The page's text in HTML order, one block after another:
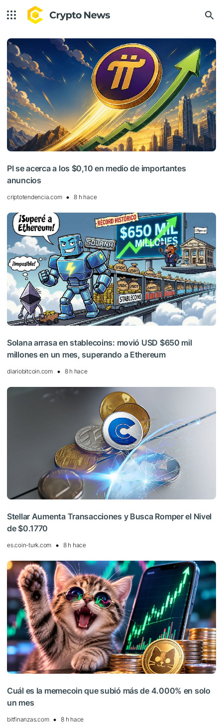
PI se acerca a los $0,10 en medio de importantes
anuncios
criptotendencia.com 8 h hace
Solana arrasa en stablecoins: movió USD $650 mil
millones en un mes, superando a Ethereum
diariobitcoin.com 8 h hace
Stellar Aumenta Transacciones y Busca Romper el Nivel
de $0.1770
es.coin-turk.com 8 h hace
Cuál es la memecoin que subió más de 4.000% en solo
un mes
bitfinanzas.com 8 h hace